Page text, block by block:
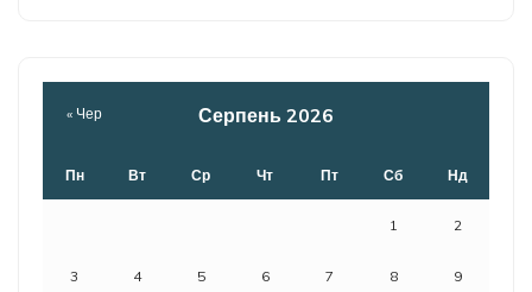
Серпень 2026
Пн Вт Ср Чт Пт Сб Нд
1 2
3 4 5 6 7 8 9
« Чер